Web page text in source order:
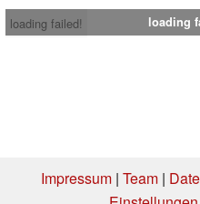
loading failed!
loading
Impressum| Team|